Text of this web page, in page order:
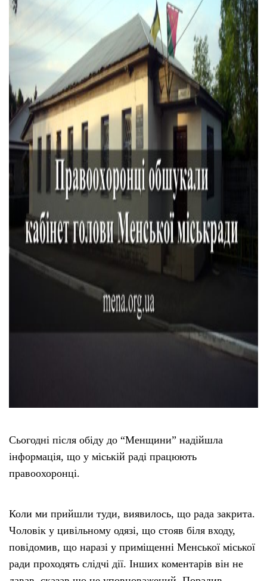
Сьогодні після обіду до “Менщини” надійшла
інформація, що у міській раді працюють
правоохоронці.
Коли ми прийшли туди, виявилось, що рада закрита.
Чоловік у цивільному одязі, що стояв біля входу,
повідомив, що наразі у приміщенні Менської міської
ради проходять слідчі дії. Інших коментарів він не